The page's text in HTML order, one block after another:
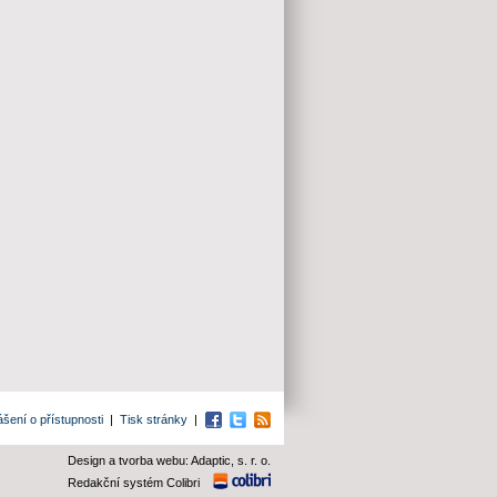
o přístupnosti | Tisk stránky | Facebook
TwitterRSS
Design a tvorba webu: Adaptic, s. r. o.
Redakční systém Colibri